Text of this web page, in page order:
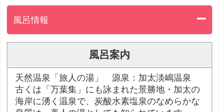
風呂情報
風呂案内
天然温泉「旅人の湯」 源泉：加太淡嶋温泉
古くは「万葉集」にも詠まれた景勝地・加太の
海岸に湧く温泉で、炭酸水素塩泉のなめらかな